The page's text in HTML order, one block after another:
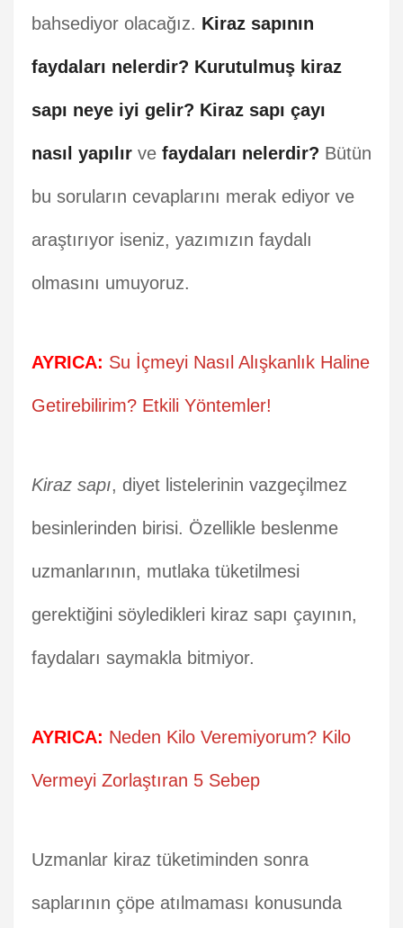
bahsediyor olacağız. Kiraz sapının
faydaları nelerdir? Kurutulmuş kiraz
sapı neye iyi gelir? Kiraz sapı çayı
nasıl yapılır ve faydaları nelerdir? Bütün
bu soruların cevaplarını merak ediyor ve
araştırıyor iseniz, yazımızın faydalı
olmasını umuyoruz.
AYRICA: Su İçmeyi Nasıl Alışkanlık Haline
Getirebilirim? Etkili Yöntemler!
Kiraz sapı, diyet listelerinin vazgeçilmez
besinlerinden birisi. Özellikle beslenme
uzmanlarının, mutlaka tüketilmesi
gerektiğini söyledikleri kiraz sapı çayının,
faydaları saymakla bitmiyor.
AYRICA: Neden Kilo Veremiyorum? Kilo
Vermeyi Zorlaştıran 5 Sebep
Uzmanlar kiraz tüketiminden sonra
saplarının çöpe atılmaması konusunda